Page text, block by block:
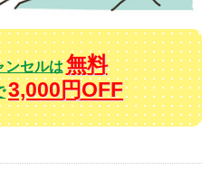
ンセルは無料
3,000円OFF